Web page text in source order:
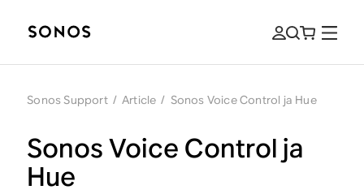
Sonos Support / Article / Sonos Voice Control ja Hue
Sonos Voice Control ja
Hue